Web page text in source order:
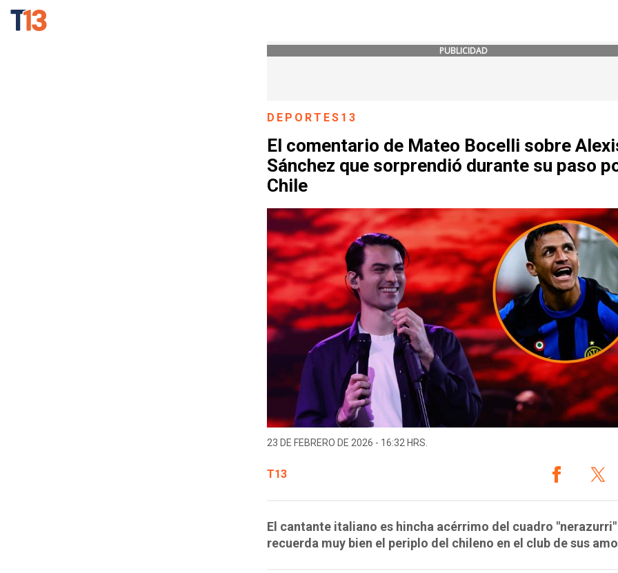
PUBLICIDAD
DEPORTES13
El comentario de Mateo Bocelli sobre
Sánchez que sorprendió durante su paso
Chile
23 DE FEBRERO DE 2026 - 16:32 HRS.
T13
El cantante italiano es hincha acérrimo del cuadro
recuerda muy bien el periplo del chileno en el club de sus